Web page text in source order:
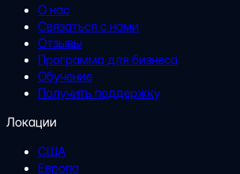
О нас
Связаться с нами
Отзывы
Программа для бизнеса
Обучение
Получить поддержку
Локации
США
Европа